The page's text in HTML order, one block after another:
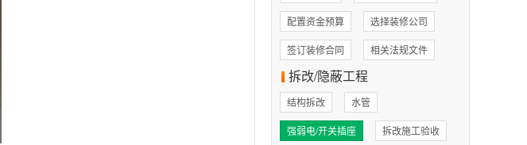
配置资金预算 选择装修公司
签订装修合同 相关法规文件
拆改/隐蔽工程
结构拆改 水管
强弱电/开关插座 拆改施工验收